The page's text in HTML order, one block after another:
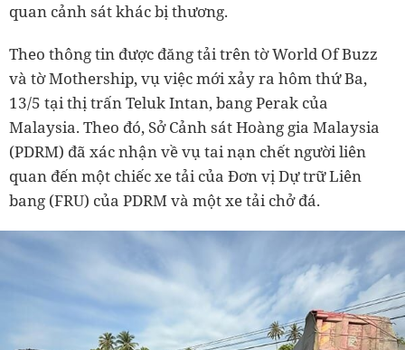
quan cảnh sát khác bị thương.
Theo thông tin được đăng tải trên tờ World Of Buzz
và tờ Mothership, vụ việc mới xảy ra hôm thứ Ba,
13/5 tại thị trấn Teluk Intan, bang Perak của
Malaysia. Theo đó, Sở Cảnh sát Hoàng gia Malaysia
(PDRM) đã xác nhận về vụ tai nạn chết người liên
quan đến một chiếc xe tải của Đơn vị Dự trữ Liên
bang (FRU) của PDRM và một xe tải chở đá.